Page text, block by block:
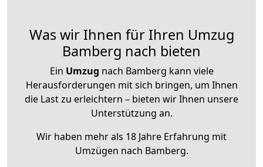
Was wir Ihnen für Ihren Umzug
Bamberg nach bieten
Ein Umzug nach Bamberg kann viele
Herausforderungen mit sich bringen, um Ihnen
die Last zu erleichtern – bieten wir Ihnen unsere
Unterstützung an.
Wir haben mehr als 18 Jahre Erfahrung mit
Umzügen nach Bamberg.